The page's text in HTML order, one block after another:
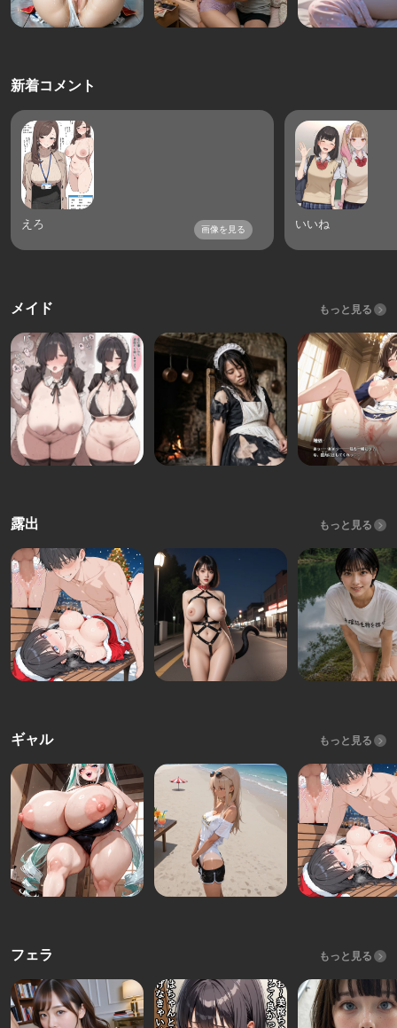
新着コメント
えろ 画像を見る いいね
メイド もっと見る
露出 もっと見る
ギャル もっと見る
フェラ もっと見る